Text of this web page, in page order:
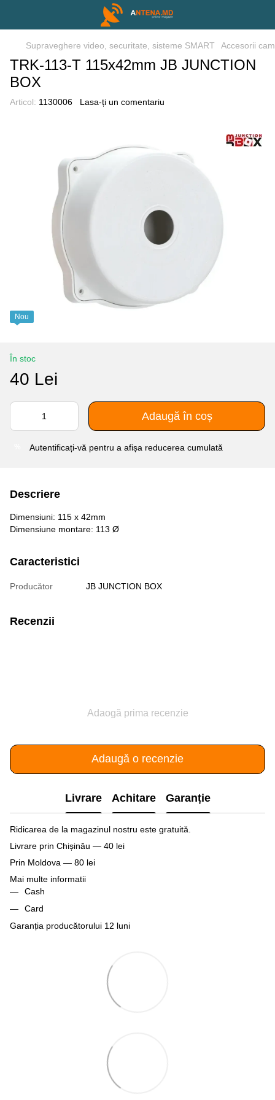
Supraveghere video, securitate, sisteme SMART Accesorii
TRK-113-T 115x42mm JB JUNCTION
BOX
Articol: 1130006 Lasa-ți un comentariu
Nou
În stoc
40 Lei
Adaugă în coș
Autentificați-vă pentru a afișa reducerea cumulată
Descriere
Dimensiuni: 115 x 42mm
Dimensiune montare: 113 Ø
Caracteristici
Producător JB JUNCTION BOX
Recenzii
Adaogă prima recenzie
Adaugă o recenzie
Livrare Achitare Garanție
Ridicarea de la magazinul nostru este gratuită.
Livrare prin Chișinău — 40 lei
Prin Moldova — 80 lei
Mai multe informatii
Cash
Card
Garanția producătorului 12 luni